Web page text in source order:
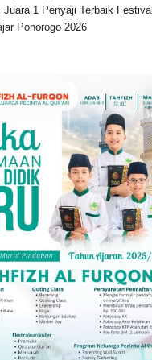
Juara 1 Penyaji Terbaik Festival
Ponorogo 2026